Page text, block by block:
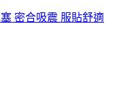
密合吸震 服貼舒適